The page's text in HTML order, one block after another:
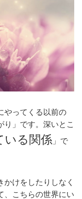
やってくる以前の
り」です。深いとこ
いる関係 」で
けをしたりしなく
、こちらの世界にい